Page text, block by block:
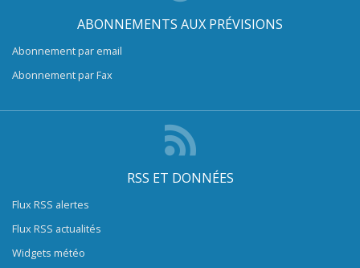
ABONNEMENTS AUX PRÉVISIONS
Abonnement par email
Abonnement par Fax
RSS ET DONNÉES
Flux RSS alertes
Flux RSS actualités
Widgets météo